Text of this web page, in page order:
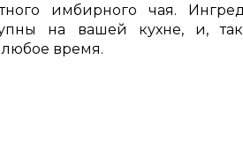
имбирного чая.
на вашей кухне, и,
любое время.